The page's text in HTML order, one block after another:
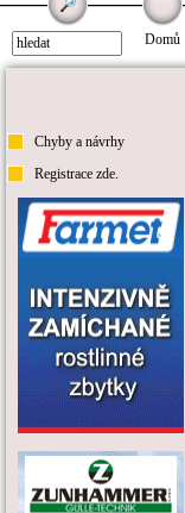
Domů
Chyby a návrhy
Registrace zde.